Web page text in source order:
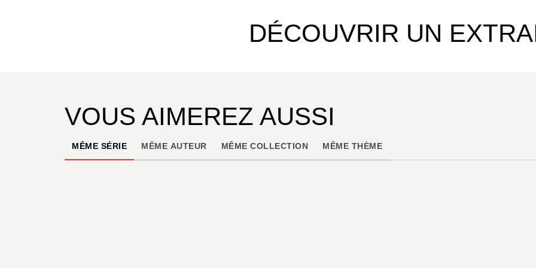
DÉCOUVRIR UN
VOUS AIMEREZ AUSSI
MÊME SÉRIE MÊME AUTEUR MÊME COLLECTION MÊME THÈME